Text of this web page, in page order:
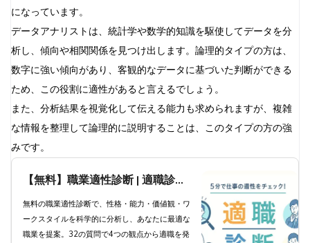
になっています。
データアナリストは、統計学や数学的知識を駆使してデータを分
析し、傾向や相関関係を見つけ出します。論理的タイプの方は、
数字に強い傾向があり、客観的なデータに基づいた判断ができる
ため、この役割に適性があると言えるでしょう。
また、分析結果を視覚化して伝える能力も求められますが、複雑
な情報を整理して論理的に説明することは、このタイプの方の強
みです。
【無料】職業適性診断 | 適職診断
で科学的分析と職業提案
無料の職業適性診断で、性格・能力・価値観・ワ
ークスタイルを科学的に分析し、あなたに最適な
職業を提案。32の質問で4つの観点から適職を発